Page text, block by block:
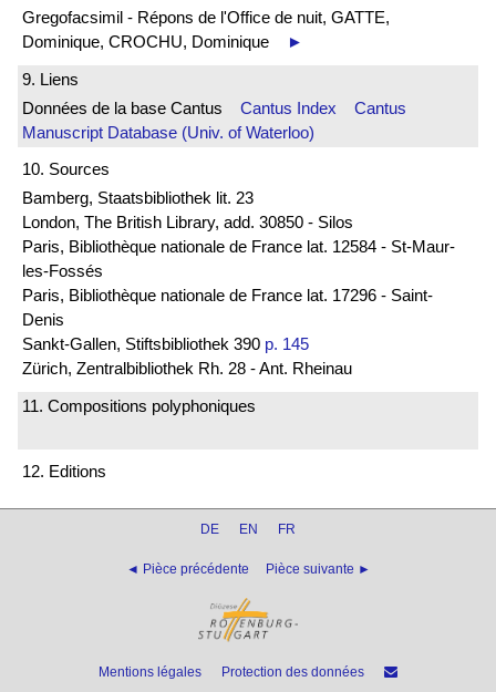
Gregofacsimil - Répons de l'Office de nuit, GATTE,
Dominique, CROCHU, Dominique
►
9. Liens
Données de la base Cantus Cantus Index
Cantus
Manuscript Database (Univ. of Waterloo)
10. Sources
Bamberg, Staatsbibliothek lit. 23
London, The British Library, add. 30850 - Silos
Paris, Bibliothèque nationale de France lat. 12584 - St-Maur-
les-Fossés
Paris, Bibliothèque nationale de France lat. 17296 - Saint-
Denis
Sankt-Gallen, Stiftsbibliothek 390 p. 145
Zürich, Zentralbibliothek Rh. 28 - Ant. Rheinau
11. Compositions polyphoniques
12. Editions
DE EN FR
◄ Pièce précédente Pièce suivante ►
Mentions légales Protection des données